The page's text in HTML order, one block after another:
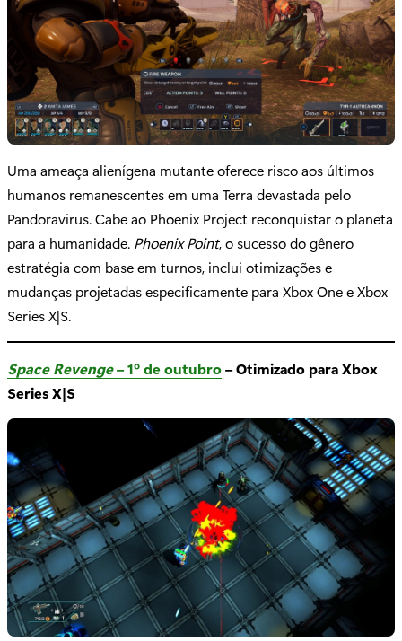
Uma ameaça alienígena mutante oferece risco aos últimos
humanos remanescentes em uma Terra devastada pelo
Pandoravirus. Cabe ao Phoenix Project reconquistar o planeta
para a humanidade. Phoenix Point, o sucesso do gênero
estratégia com base em turnos, inclui otimizações e
mudanças projetadas especificamente para Xbox One e Xbox
Series X|S.
Space Revenge– 1º de outubro– Otimizado para Xbox
Series X|S